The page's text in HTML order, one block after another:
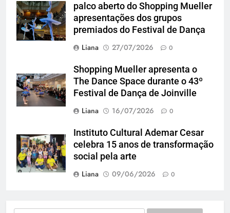
palco aberto do Shopping Mueller
apresentações dos grupos
premiados do Festival de Dança
Liana
27/07/2026 0
Shopping Mueller apresenta o
The Dance Space durante o 43º
Festival de Dança de Joinville
Liana
16/07/2026 0
Instituto Cultural Ademar Cesar
celebra 15 anos de transformação
social pela arte
Liana
09/06/2026 0